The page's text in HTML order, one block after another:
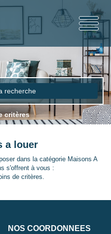
recherche
critères
a louer
dans la catégorie Maisons A
s'offrent à vous :
de critères.
NOS COORDONNÉES